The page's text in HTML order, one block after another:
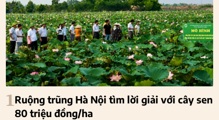
1Ruộng trũng Hà Nội tìm lời giải với cây sen
80 triệu đồng/ha